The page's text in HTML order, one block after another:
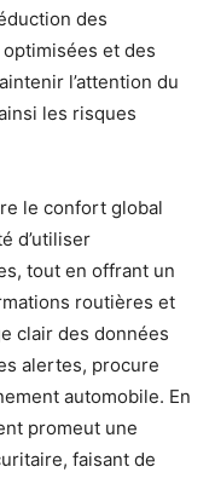
des
et des
l’attention du
les risques
le confort global
d’utiliser
tout en offrant un
routières et
clair des données
alertes, procure
automobile. En
promeut une
faisant de